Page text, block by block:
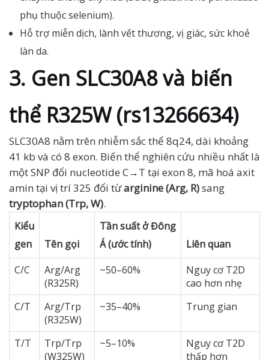
phụ thuộc selenium).
Hỗ trợ miễn dịch, lành vết thương, vị giác, sức khoẻ
làn da.
3. Gen SLC30A8 và biến
thể R325W (rs13266634)
SLC30A8 nằm trên nhiễm sắc thể 8q24, dài khoảng
41 kb và có 8 exon. Biến thể nghiên cứu nhiều nhất là
một SNP đổi nucleotide C→T tại exon 8, mã hoá axit
amin tại vị trí 325 đổi từarginine (Arg, R)sang
tryptophan (Trp, W).
Kiểu
gen
Tên gọi
Tần suất ở Đông
Á (ước tính)
Liên quan
C/C
Arg/Arg
(R325R)
~50–60%
Nguy cơ T2D
cao hơn nhẹ
C/T
Arg/Trp
(R325W)
~35–40% Trung gian
T/T
Trp/Trp
(W325W)
~5–10%
Nguy cơ T2D
thấp hơn